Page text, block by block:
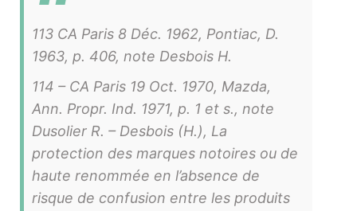
113 CA Paris 8 Déc. 1962, Pontiac, D.
1963, p. 406, note Desbois H.
114 – CA Paris 19 Oct. 1970, Mazda,
Ann. Propr. Ind. 1971, p. 1 et s., note
Dusolier R. – Desbois (H.), La
protection des marques notoires ou de
haute renommée en l’absence de
risque de confusion entre les produits